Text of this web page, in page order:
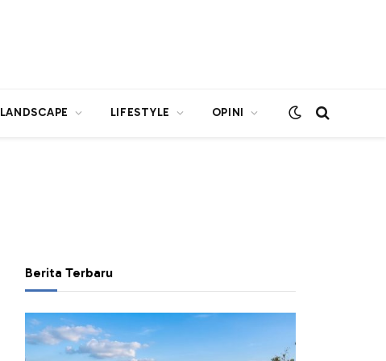
LANDSCAPE LIFESTYLE OPINI
Berita Terbaru